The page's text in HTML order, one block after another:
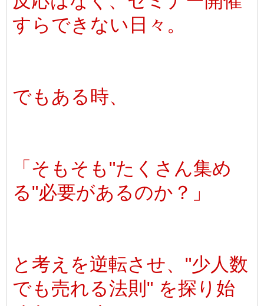
すらできない日々。
でもある時、
「そもそも"たくさん集め
る"必要があるのか？」
と考えを逆転させ、"少人数
でも売れる法則" を探り始